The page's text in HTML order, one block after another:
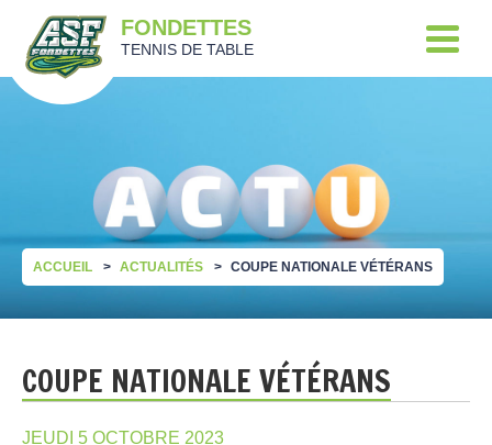
FONDETTES
TENNIS DE TABLE
ACCUEIL ACTUALITÉS COUPE NATIONALE VÉTÉRANS
COUPE NATIONALE VÉTÉRANS
JEUDI 5 OCTOBRE 2023